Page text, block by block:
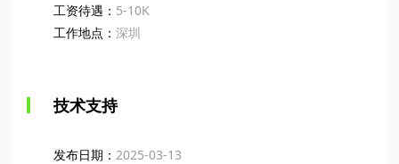
2、熟悉网络推广，熟悉网络通讯行业基本知识；
3、有网络通讯行业相关工作经验者优先；
工资待遇： 5-10K
工作地点： 深圳
主要工作内容：负责恒申科技企业客户管理在线或电
技术支持
发布日期： 2025-03-13